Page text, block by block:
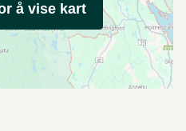
å vise kart